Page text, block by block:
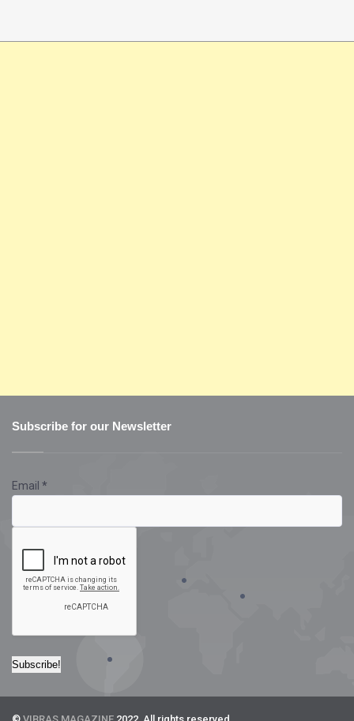
Subscribe for our Newsletter
Email *